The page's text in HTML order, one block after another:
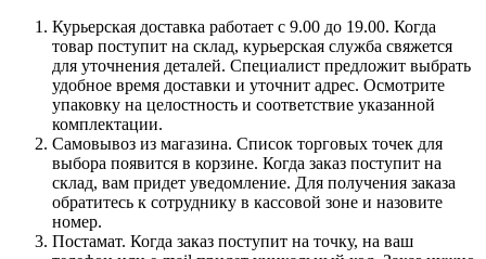
Курьерская доставка работает с 9.00 до 19.00. Когда
товар поступит на склад, курьерская служба свяжется
для уточнения деталей. Специалист предложит выбрать
удобное время доставки и уточнит адрес. Осмотрите
упаковку на целостность и соответствие указанной
комплектации.
Самовывоз из магазина. Список торговых точек для
выбора появится в корзине. Когда заказ поступит на
склад, вам придет уведомление. Для получения заказа
обратитесь к сотруднику в кассовой зоне и назовите
номер.
Постамат. Когда заказ поступит на точку, на ваш